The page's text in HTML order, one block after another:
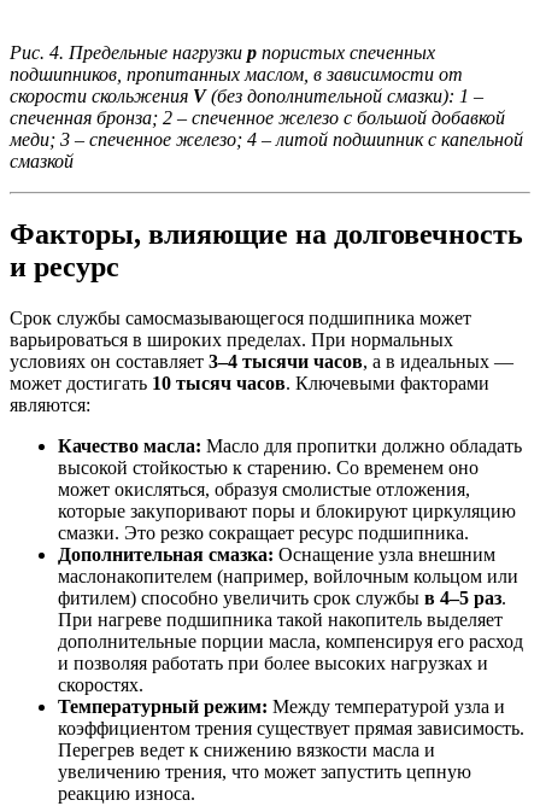
Рис. 4. Предельные нагрузки р пористых спеченных
подшипников, пропитанных маслом, в зависимости от
скорости скольжения V(без дополнительной смазки): 1 –
спеченная бронза; 2 – спеченное железо с большой добавкой
меди; 3 – спеченное железо; 4 – литой подшипник с капельной
смазкой
Факторы, влияющие на долговечность
и ресурс
Срок службы самосмазывающегося подшипника может
варьироваться в широких пределах. При нормальных
условиях он составляет 3–4 тысячи часов, а в идеальных —
может достигать 10 тысяч часов. Ключевыми факторами
являются:
Качество масла: Масло для пропитки должно обладать
высокой стойкостью к старению. Со временем оно
может окисляться, образуя смолистые отложения,
которые закупоривают поры и блокируют циркуляцию
смазки. Это резко сокращает ресурс подшипника.
Дополнительная смазка: Оснащение узла внешним
маслонакопителем (например, войлочным кольцом или
фитилем) способно увеличить срок службы в 4–5 раз.
При нагреве подшипника такой накопитель выделяет
дополнительные порции масла, компенсируя его расход
и позволяя работать при более высоких нагрузках и
скоростях.
Температурный режим: Между температурой узла и
коэффициентом трения существует прямая зависимость.
Перегрев ведет к снижению вязкости масла и
увеличению трения, что может запустить цепную
реакцию износа.